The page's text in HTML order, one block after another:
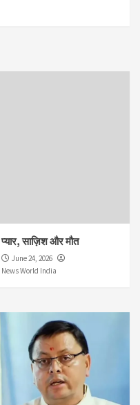
प्यार, साज़िश और मौत
June 24, 2026
News World India